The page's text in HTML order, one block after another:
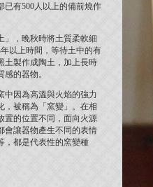
已有500人以上的備前燒作
」，晚秋時將土質柔軟細
以上時間，等待土中的有
土製作成陶土，加上長時
的器物。
中因為高溫與火焰的強力
，被稱為「窯變」。在相
置的位置不同，面向火源
會讓器物產生不同的表情
，都是代表性的窯變種